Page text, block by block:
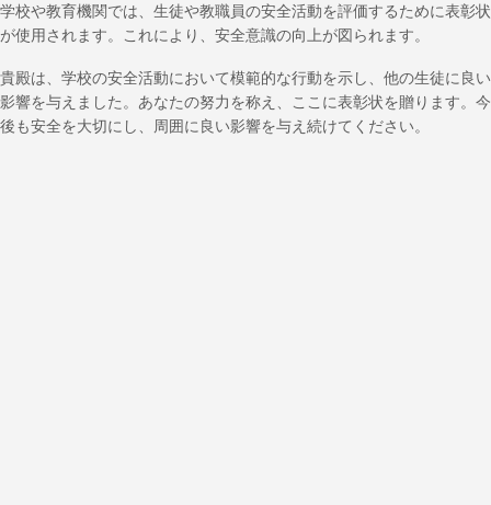
学校や教育機関では、生徒や教職員の安全活動を評価するために表彰状
が使用されます。これにより、安全意識の向上が図られます。
貴殿は、学校の安全活動において模範的な行動を示し、他の生徒に良い
影響を与えました。あなたの努力を称え、ここに表彰状を贈ります。今
後も安全を大切にし、周囲に良い影響を与え続けてください。